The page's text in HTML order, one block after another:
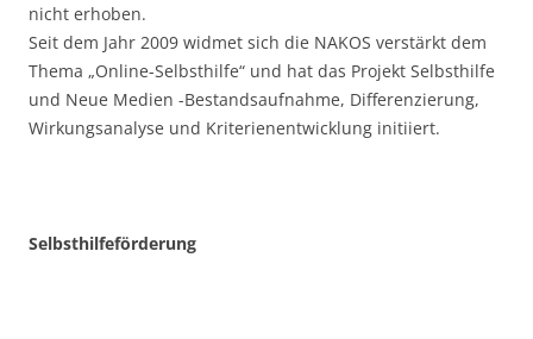
nicht erhoben.
Seit dem Jahr 2009 widmet sich die NAKOS verstärkt dem
Thema „Online-Selbsthilfe“ und hat das Projekt Selbsthilfe
und Neue Medien -Bestandsaufnahme, Differenzierung,
Wirkungsanalyse und Kriterienentwicklung initiiert.
Selbsthilfeförderung